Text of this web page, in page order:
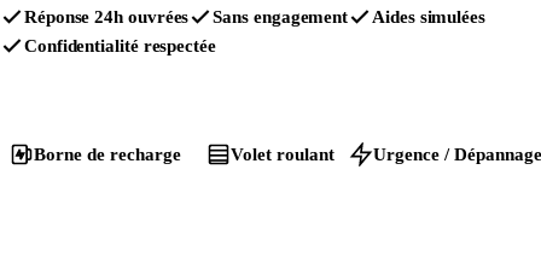
Réponse 24h ouvrées Sans engagement
Aides simulées
Confidentialité respectée
Borne de recharge Volet roulant Urgence /